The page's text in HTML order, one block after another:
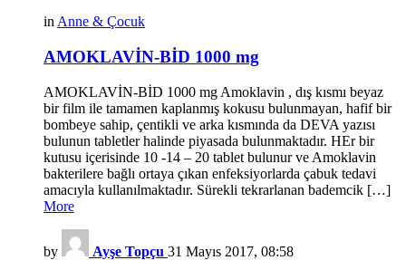
in Anne & Çocuk
AMOKLAVİN-BİD 1000 mg
AMOKLAVİN-BİD 1000 mg Amoklavin , dış kısmı beyaz
bir film ile tamamen kaplanmış kokusu bulunmayan, hafif bir
bombeye sahip, çentikli ve arka kısmında da DEVA yazısı
bulunun tabletler halinde piyasada bulunmaktadır. HEr bir
kutusu içerisinde 10 -14 – 20 tablet bulunur ve Amoklavin
bakterilere bağlı ortaya çıkan enfeksiyorlarda çabuk tedavi
amacıyla kullanılmaktadır. Sürekli tekrarlanan bademcik […]
More
by Ayşe Topçu 31 Mayıs 2017, 08:58